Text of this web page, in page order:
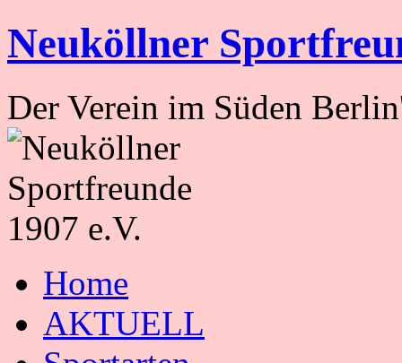
Zum
Inhalt
springen
Neuköllner
Der Verein im Süden
Home
AKTUELL